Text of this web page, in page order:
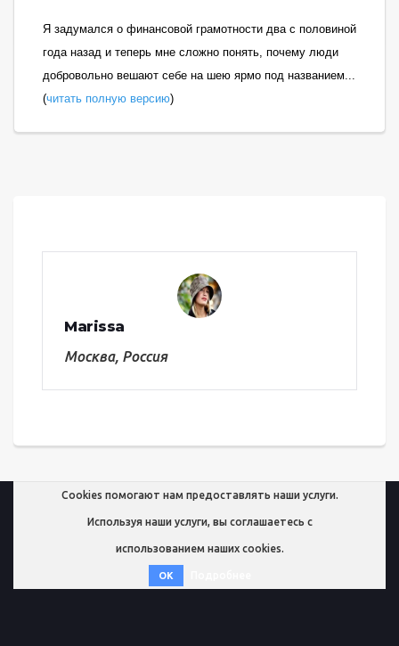
Я задумался о финансовой грамотности два с половиной
года назад и теперь мне сложно понять, почему люди
добровольно вешают себе на шею ярмо под названием...
(читать полную версию)
Marissa
Москва, Россия
Cookies помогают нам предоставлять наши услуги.
Используя наши услуги, вы соглашаетесь с
использованием наших cookies.
OK